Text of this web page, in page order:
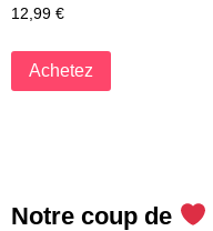
12,99 €
Achetez
Notre coup de